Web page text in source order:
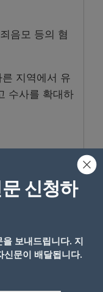
음모 등의 혐
지역에서 유
수사를 확대하
재 및 재배포 금지
신청하
보내드립니다. 지
신문이 배달됩니다.